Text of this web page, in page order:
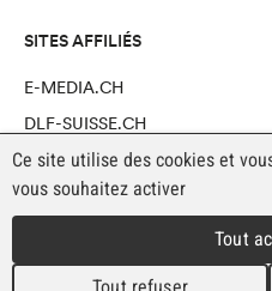
SITES AFFILIÉS
E-MEDIA.CH
DLF-SUISSE.CH
NOVAPRO SHOP
Copyright CIIP 2026
Ce site utilise des cookies et
vous souhaitez activer
Tout